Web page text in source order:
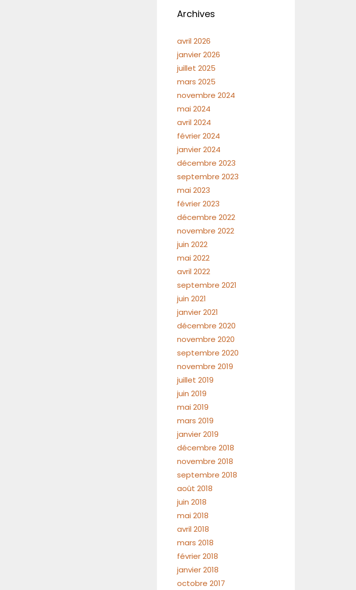
Archives
avril 2026
janvier 2026
juillet 2025
mars 2025
novembre 2024
mai 2024
avril 2024
février 2024
janvier 2024
décembre 2023
septembre 2023
mai 2023
février 2023
décembre 2022
novembre 2022
juin 2022
mai 2022
avril 2022
septembre 2021
juin 2021
janvier 2021
décembre 2020
novembre 2020
septembre 2020
novembre 2019
juillet 2019
juin 2019
mai 2019
mars 2019
janvier 2019
décembre 2018
novembre 2018
septembre 2018
août 2018
juin 2018
mai 2018
avril 2018
mars 2018
février 2018
janvier 2018
octobre 2017